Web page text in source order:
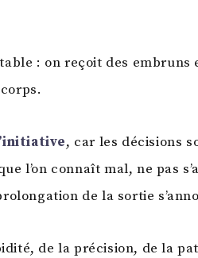
: on reçoit des embruns
, car les décisions
l’on connaît mal, ne pas
de la sortie
de la précision, de la